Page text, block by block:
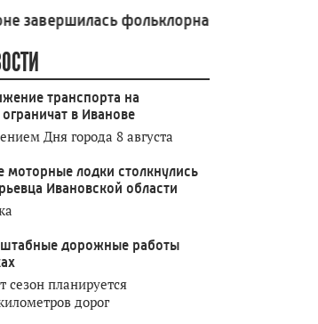
фольклорная экспедиция Высшей
транспорта на
в Иванове
Дня города 8 августа
моторные лодки столкнулись
Ивановской области
дорожные работы
сезон планируется
дорог